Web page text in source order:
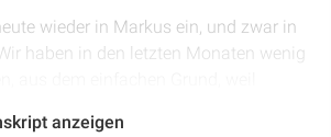
wieder in Markus ein, und zwar in
haben in den letzten Monaten wenig
enorm viel, das in Matthäus und Lukas
anzeigen